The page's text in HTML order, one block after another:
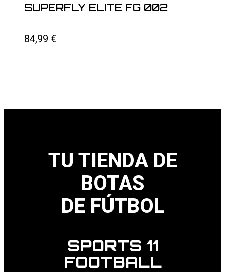
SUPERFLY ELITE FG 002
84,99 €
TU TIENDA DE
BOTAS
DE FÚTBOL
SPORTS 11
FOOTBALL